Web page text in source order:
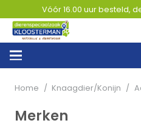
Vóór 16.00 uur besteld,
Home / Knaagdier/Konijn /
Merken